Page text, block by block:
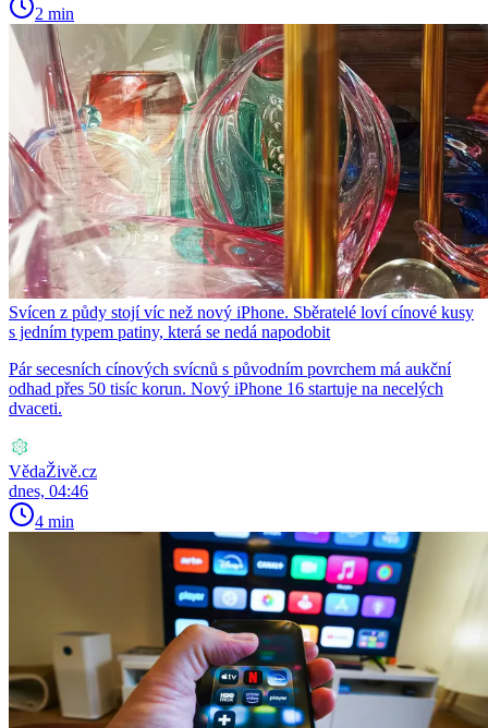
2 min
Svícen z půdy stojí víc než nový iPhone. Sběratelé loví cínové kusy
s jedním typem patiny, která se nedá napodobit
Pár secesních cínových svícnů s původním povrchem má aukční
odhad přes 50 tisíc korun. Nový iPhone 16 startuje na necelých
dvaceti.
VědaŽivě.cz
dnes, 04:46
4 min